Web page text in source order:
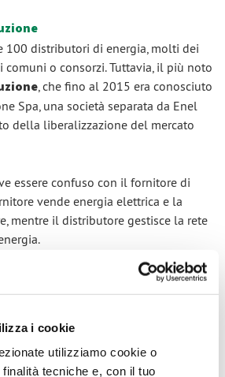
i cookie
utilizziamo cookie o
tecniche e, con il tuo
100 distributori di energia, molti dei
o consorzi. Tuttavia, il più noto
, che fino al 2015 era conosciuto
Spa, una società separata da Enel
della liberalizzazione del mercato
essere confuso con il fornitore di
vende energia elettrica e la
mentre il distributore gestisce la rete
la misura dell'energia
misura è ilcontatore elettronico
che registra l'energia consumata e,